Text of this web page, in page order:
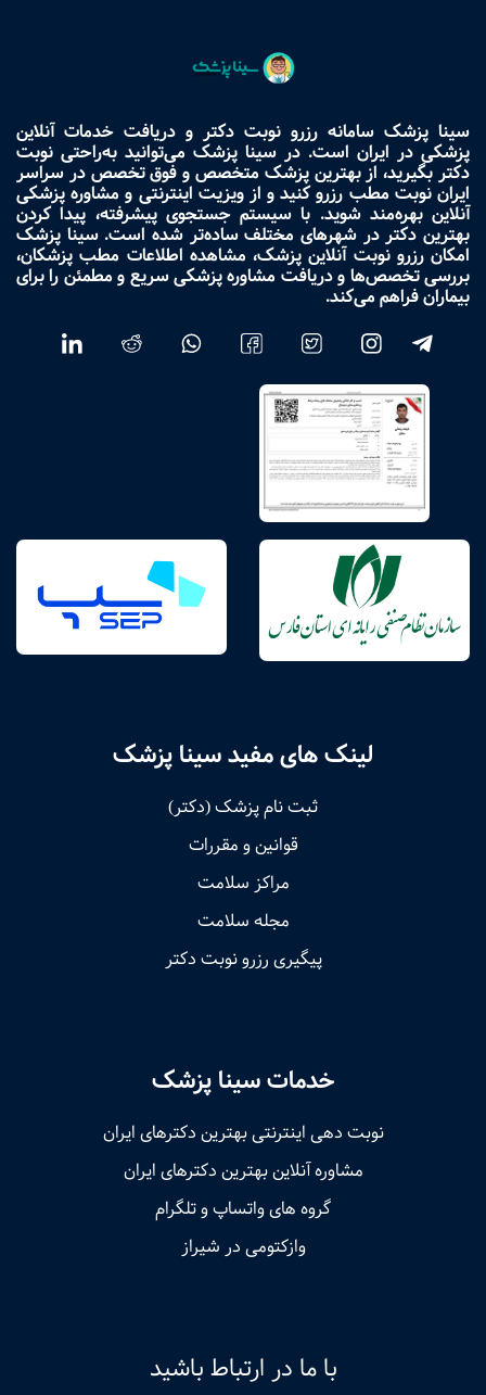
سینا پزشک سامانه رزرو نوبت دکتر و دریافت خدمات آنلاین
پزشکی در ایران است. در سینا پزشک می‌توانید به‌راحتی نوبت
دکتر بگیرید، از بهترین پزشک متخصص و فوق تخصص در سراسر
ایران نوبت مطب رزرو کنید و از ویزیت اینترنتی و مشاوره پزشکی
آنلاین بهره‌مند شوید. با سیستم جستجوی پیشرفته، پیدا کردن
بهترین دکتر در شهرهای مختلف ساده‌تر شده است. سینا پزشک
امکان رزرو نوبت آنلاین پزشک، مشاهده اطلاعات مطب پزشکان،
بررسی تخصص‌ها و دریافت مشاوره پزشکی سریع و مطمئن را برای
بیماران فراهم می‌کند.
لینک های مفید سینا پزشک
ثبت نام پزشک (دکتر)
قوانین و مقررات
مراکز سلامت
مجله سلامت
پیگیری رزرو نوبت دکتر
خدمات سینا پزشک
نوبت‌ دهی اینترنتی بهترین دکترهای ایران
مشاوره آنلاین بهترین دکترهای ایران
گروه های واتساپ و تلگرام
وازکتومی در شیراز
با ما در ارتباط باشید